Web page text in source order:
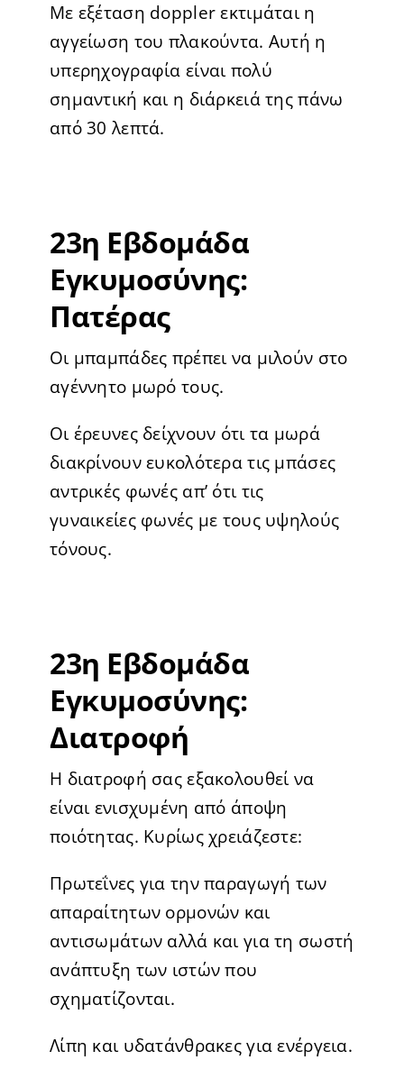
Με εξέταση doppler εκτιμάται η
αγγείωση του πλακούντα. Αυτή η
υπερηχογραφία είναι πολύ
σημαντική και η διάρκειά της πάνω
από 30 λεπτά.
23η Εβδομάδα
Εγκυμοσύνης:
Πατέρας
Οι μπαμπάδες πρέπει να μιλούν στο
αγέννητο μωρό τους.
Οι έρευνες δείχνουν ότι τα μωρά
διακρίνουν ευκολότερα τις μπάσες
αντρικές φωνές απ’ ότι τις
γυναικείες φωνές με τους υψηλούς
τόνους.
23η Εβδομάδα
Εγκυμοσύνης:
Διατροφή
Η διατροφή σας εξακολουθεί να
είναι ενισχυμένη από άποψη
ποιότητας. Κυρίως χρειάζεστε:
Πρωτεΐνες για την παραγωγή των
απαραίτητων ορμονών και
αντισωμάτων αλλά και για τη σωστή
ανάπτυξη των ιστών που
σχηματίζονται.
Λίπη και υδατάνθρακες για ενέργεια.